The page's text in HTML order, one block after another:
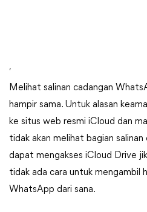
,
Melihat salinan cadangan
hampir sama. Untuk alasan
ke situs web resmi iCloud dan
tidak akan melihat bagian
dapat mengakses iCloud Drive
tidak ada cara untuk mengambil
WhatsApp dari sana.